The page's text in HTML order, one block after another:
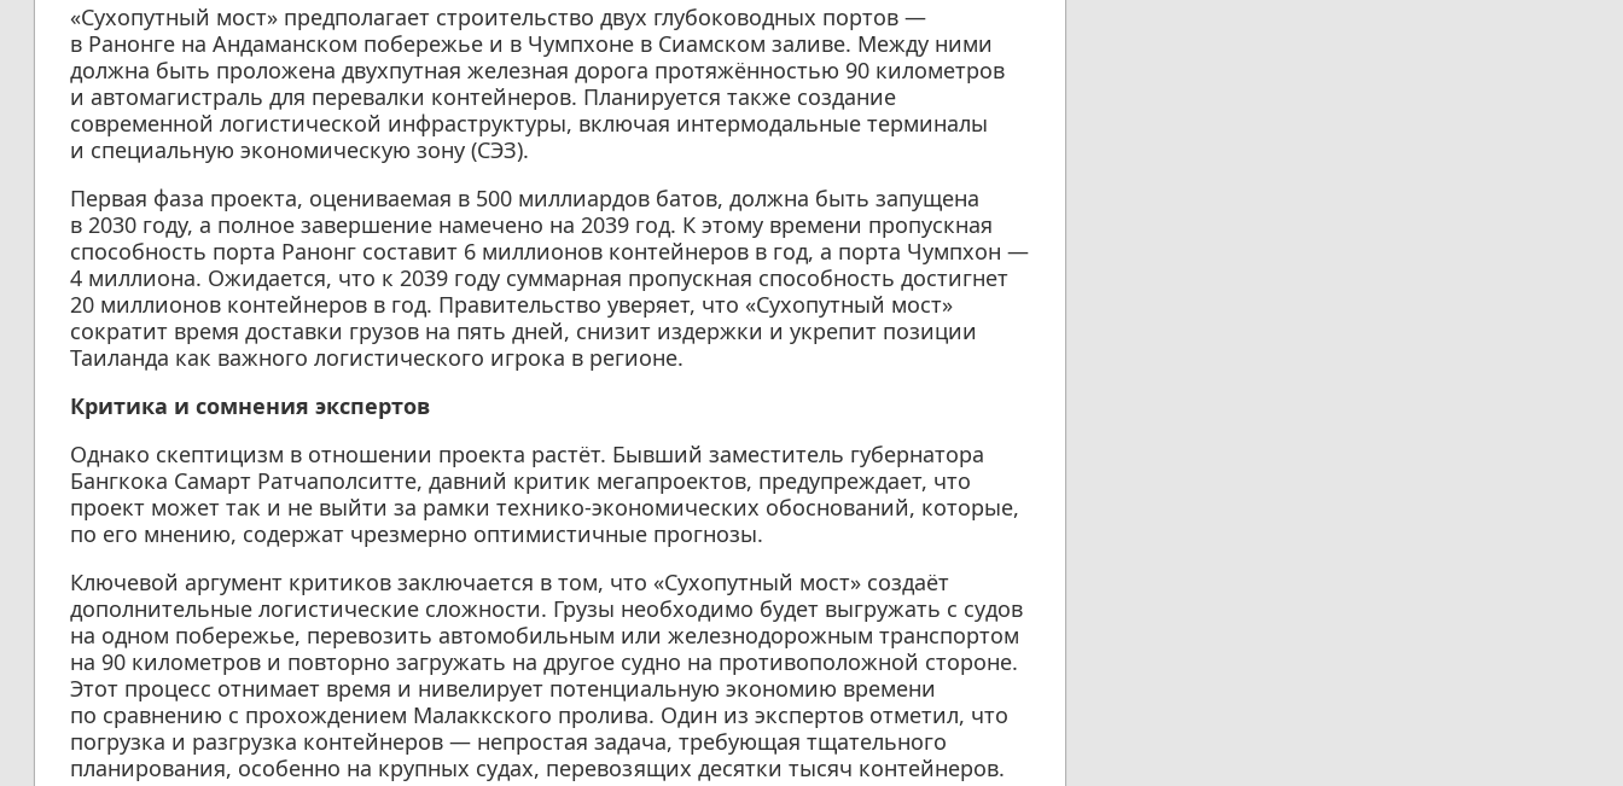
«Сухопутный мост» предполагает строительство двух глубоководных портов —
в Ранонге на Андаманском побережье и в Чумпхоне в Сиамском заливе. Между ними
должна быть проложена двухпутная железная дорога протяжённостью 90 километров
и автомагистраль для перевалки контейнеров. Планируется также создание
современной логистической инфраструктуры, включая интермодальные терминалы
и специальную экономическую зону (СЭЗ).
Первая фаза проекта, оцениваемая в 500 миллиардов батов, должна быть запущена
в 2030 году, а полное завершение намечено на 2039 год. К этому времени пропускная
способность порта Ранонг составит 6 миллионов контейнеров в год, а порта Чумпхон —
4 миллиона. Ожидается, что к 2039 году суммарная пропускная способность достигнет
20 миллионов контейнеров в год. Правительство уверяет, что «Сухопутный мост»
сократит время доставки грузов на пять дней, снизит издержки и укрепит позиции
Таиланда как важного логистического игрока в регионе.
Критика и сомнения экспертов
Однако скептицизм в отношении проекта растёт. Бывший заместитель губернатора
Бангкока Самарт Ратчаполситте, давний критик мегапроектов, предупреждает, что
проект может так и не выйти за рамки технико-экономических обоснований, которые,
по его мнению, содержат чрезмерно оптимистичные прогнозы.
Ключевой аргумент критиков заключается в том, что «Сухопутный мост» создаёт
дополнительные логистические сложности. Грузы необходимо будет выгружать с судов
на одном побережье, перевозить автомобильным или железнодорожным транспортом
на 90 километров и повторно загружать на другое судно на противоположной стороне.
Этот процесс отнимает время и нивелирует потенциальную экономию времени
по сравнению с прохождением Малаккского пролива. Один из экспертов отметил, что
погрузка и разгрузка контейнеров — непростая задача, требующая тщательного
планирования, особенно на крупных судах, перевозящих десятки тысяч контейнеров.